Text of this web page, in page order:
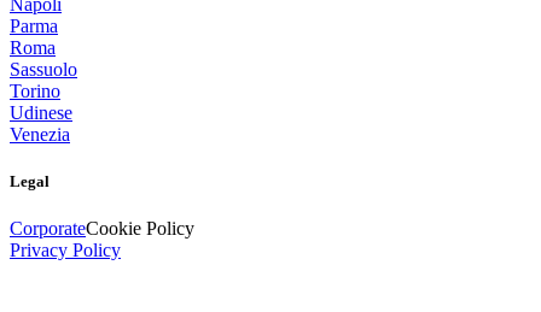
Parma
Roma
Sassuolo
Torino
Udinese
Venezia
Legal
CorporateCookie Policy
Privacy Policy